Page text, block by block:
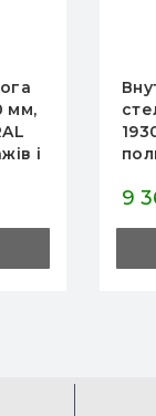
стелаж
полиць,
9 360грн
ДО